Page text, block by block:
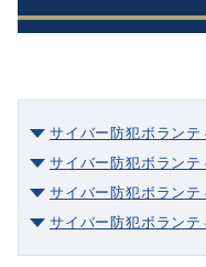
サイバー防犯ボランテ
サイバー防犯ボランテ
サイバー防犯ボラン
サイバー防犯ボランテ